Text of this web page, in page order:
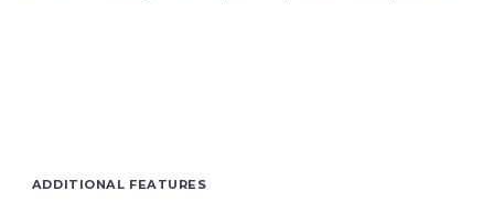
ADDITIONAL FEATURES